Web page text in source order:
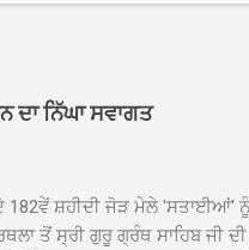
ਦਾ ਨਿੱਘਾ ਸਵਾਗਤ
ਦੇ 182ਵੇਂ ਸ਼ਹੀਦੀ ਜੋੜ ਮੇਲੇ 'ਸਤਾਈਆਂ'
ਤੋਂ ਸ੍ਰੀ ਗੁਰੂ ਗ੍ਰੰਥ ਸਾਹਿਬ ਜੀ